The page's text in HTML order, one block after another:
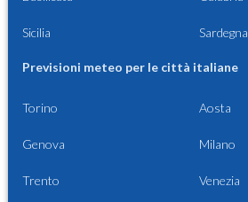
Sicilia Sardegna
Previsioni meteo per le città italiane
Torino Aosta
Genova Milano
Trento Venezia